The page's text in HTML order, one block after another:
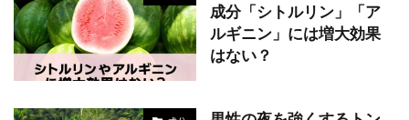
成分「シトルリン」「ア
ルギニン」には増大効果
はない？